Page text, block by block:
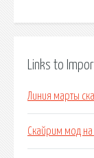
Links to
Линия марты
Скайрим мод